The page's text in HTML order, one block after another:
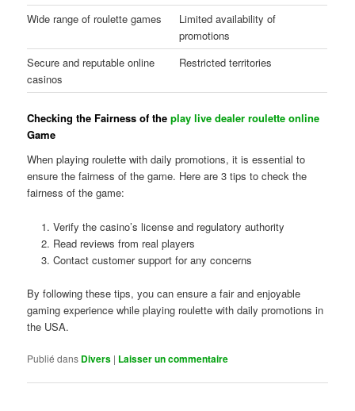
Wide range of roulette games
Limited availability of
promotions
Secure and reputable online
casinos
Restricted territories
Checking the Fairness of theplay live dealer roulette online
Game
When playing roulette with daily promotions, it is essential to
ensure the fairness of the game. Here are 3 tips to check the
fairness of the game:
Verify the casino’s license and regulatory authority
Read reviews from real players
Contact customer support for any concerns
By following these tips, you can ensure a fair and enjoyable
gaming experience while playing roulette with daily promotions in
the USA.
Publié dans Divers | Laisser un commentaire